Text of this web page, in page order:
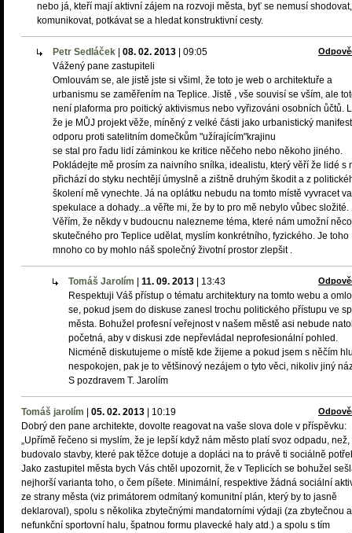
nebo já, kteří mají aktivní zájem na rozvoji města, byť se nemusí
komunikovat, potkávat se a hledat konstruktivní cesty.
Petr Sedláček 08. 02. 2013 09:05
Vážený pane zastupiteli
Omlouvám se, ale jistě jste si všiml, že toto je web o architektuře a
urbanismu se zaměřením na Teplice. Jistě , vše souvisí se vším, ale
není plaforma pro poitický aktivismus nebo vyřizováni osobních ůčtů.
že je MŮJ projekt věže, míněný z velké části jako urbanistický manifest
odporu proti satelitním domečkům "užírajícím"krajinu
se stal pro řadu lidí záminkou ke kritice něčeho nebo někoho jiného.
Pokládejte mě prosím za naivního snílka, idealistu, který věří že lidé s
přichází do styku nechtějí úmyslně a zištně druhým škodit a z
školení mě vynechte. Já na oplátku nebudu na tomto místě vyvracet
spekulace a dohady...a věřte mi, že by to pro mě nebylo vůbec složité.
Věřím, že někdy v budoucnu nalezneme téma, které nám umožní něco
skutečného pro Teplice udělat, myslím konkrétního, fyzického. Je toho
mnoho co by mohlo náš společný životní prostor zlepšit .
Tomáš Jarolím 11. 09. 2013 13:43
Respektuji Váš přístup o tématu architektury na tomto webu a
se, pokud jsem do diskuse zanesl trochu politického přístupu ve
města. Bohužel profesní veřejnost v našem městě asi nebude
početná, aby v diskusi zde nepřevládal neprofesionální pohled.
Nicméně diskutujeme o místě kde žijeme a pokud jsem s něčím
nespokojen, pak je to většinový nezájem o tyto věci, nikoliv jiný
S pozdravem T. Jarolím
Tomáš jarolím 05. 02. 2013 10:19
Dobrý den pane architekte, dovolte reagovat na vaše slova dole v příspěvku:
„Upřímě řečeno si myslím, že je lepší když nám město platí svoz odpadu, než,
budovalo stavby, které pak těžce dotuje a dopláci na to právě ti sociálně
Jako zastupitel města bych Vás chtěl upozornit, že v Teplicích se bohužel
nejhorší varianta toho, o čem píšete. Minimální, respektive žádná sociální
ze strany města (viz primátorem odmítaný komunitní plán, který by to jasně
deklaroval), spolu s několika zbytečnými mandatorními výdaji (za zbytečnou a
nefunkční sportovní halu, špatnou formu plavecké haly atd.) a spolu s tím